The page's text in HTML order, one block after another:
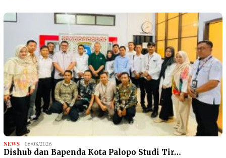
NEWS 06/08/2026
Dishub dan Bapenda Kota Palopo Studi Tir…